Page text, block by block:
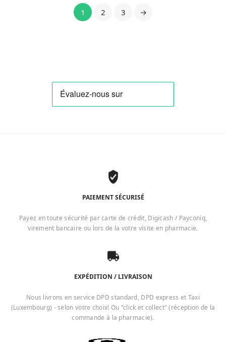
1 2 3 →
PAIEMENT SÉCURISÉ
Payez en toute sécurité par carte de crédit, Digicash / Payconiq,
virement bancaire ou lors de la votre visite en pharmacie.
EXPÉDITION / LIVRAISON
Nous livrons en service DPD standard, DPD express et Taxi
(Luxembourg) - selon votre choix! Ou "click et collect" (réception de la
commande à la pharmacie).